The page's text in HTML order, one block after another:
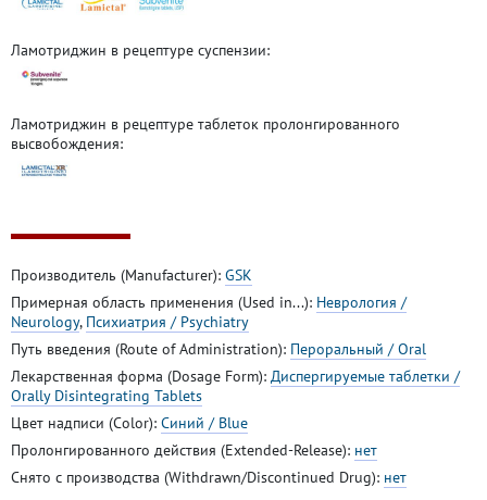
Ламотриджин в рецептуре суспензии:
Ламотриджин в рецептуре таблеток пролонгированного
высвобождения:
Производитель (Manufacturer): GSK
Примерная область применения (Used in...): Неврология /
Neurology, Психиатрия / Psychiatry
Путь введения (Route of Administration): Пероральный / Oral
Лекарственная форма (Dosage Form): Диспергируемые таблетки /
Orally Disintegrating Tablets
Цвет надписи (Color): Синий / Blue
Пролонгированного действия (Extended-Release): нет
Снято с производства (Withdrawn/Discontinued Drug): нет